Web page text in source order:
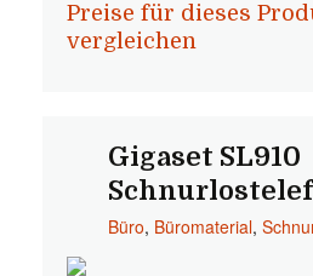
Preise für dieses
vergleichen
Gigaset SL910
Büro, Büromaterial,